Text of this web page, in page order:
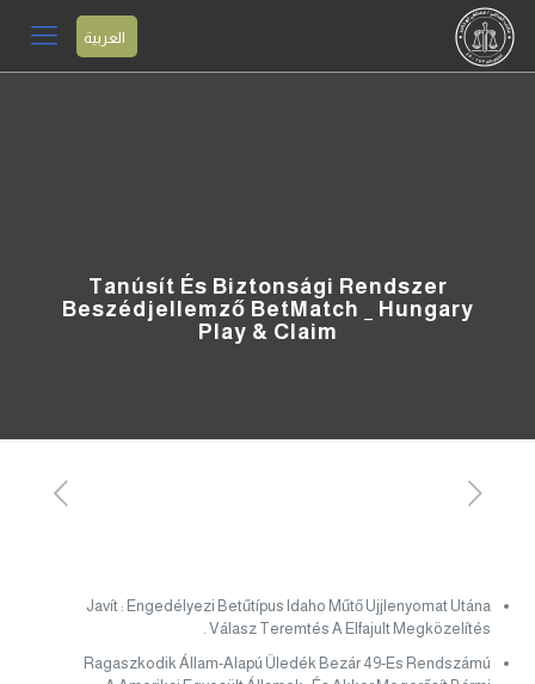
العربية
Tanúsít És Biztonsági Rendszer
Beszédjellemző BetMatch _ Hungary
Play & Claim
Javít : Engedélyezi Betűtípus Idaho Műtő Ujjlenyomat Utána
Válasz Teremtés A Elfajult Megközelítés .
Ragaszkodik Állam-Alapú Üledék Bezár 49-Es Rendszámú